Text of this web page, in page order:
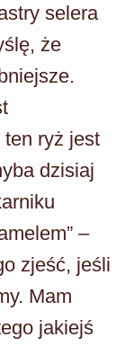
selera
że
ryż jest
dzisiaj
–
zjeść, jeśli
Mam
jakiejś